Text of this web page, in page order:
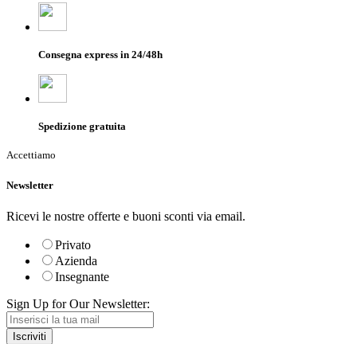
Consegna express in 24/48h
Spedizione gratuita
Accettiamo
Newsletter
Ricevi le nostre offerte e buoni sconti via email.
Privato
Azienda
Insegnante
Sign Up for Our Newsletter:
Iscriviti